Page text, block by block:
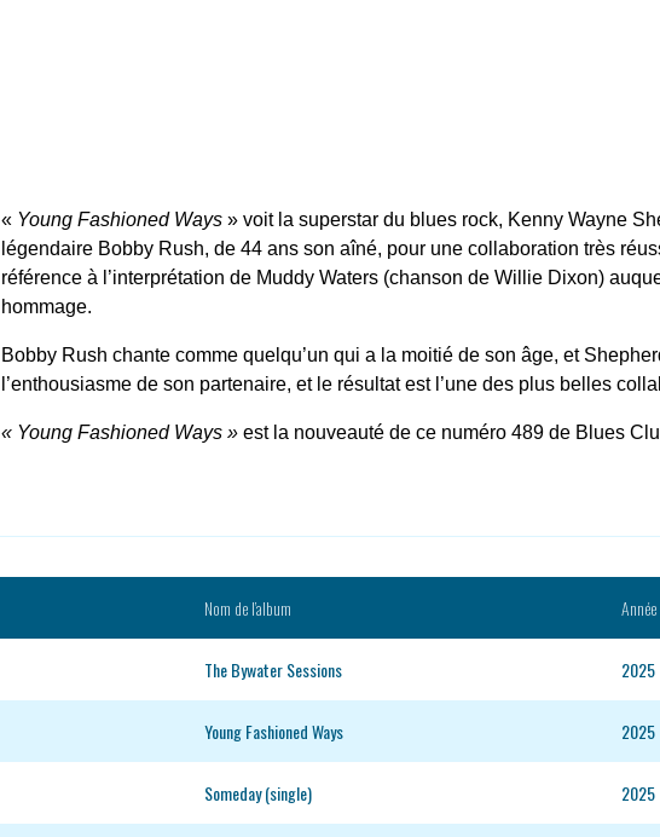
« Young Fashioned Ways » voit la superstar du blues rock, Kenny Wayne
légendaire Bobby Rush, de 44 ans son aîné, pour une collaboration très
référence à l’interprétation de Muddy Waters (chanson de Willie Dixon)
hommage.
Bobby Rush chante comme quelqu’un qui a la moitié de son âge, et
l’enthousiasme de son partenaire, et le résultat est l’une des plus belles
« Young Fashioned Ways » est la nouveauté de ce numéro 489 de Blues
Nom de l’album Année
The Bywater Sessions 2025
Young Fashioned Ways 2025
Someday (single) 2025